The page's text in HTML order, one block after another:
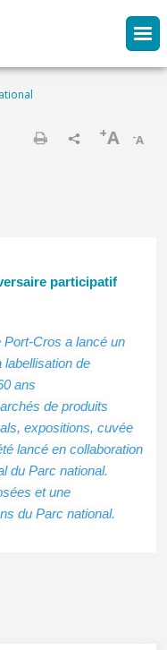
-A
+A
participatif
Port-Cros a lancé un
labellisation de
ans
de produits
expositions, cuvée
lancé en collaboration
du Parc national.
et une
du Parc national.